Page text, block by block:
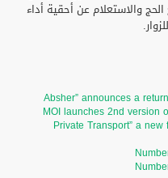
والاستعلام عن أحقية أداء
MOI launches 2nd version
“Private Transport” a